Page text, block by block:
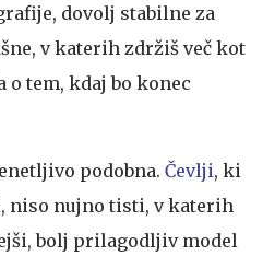
dovolj stabilne za
v katerih zdržiš več kot
o tem, kdaj bo konec
podobna. Čevlji, ki
niso nujno tisti, v katerih
bolj prilagodljiv model